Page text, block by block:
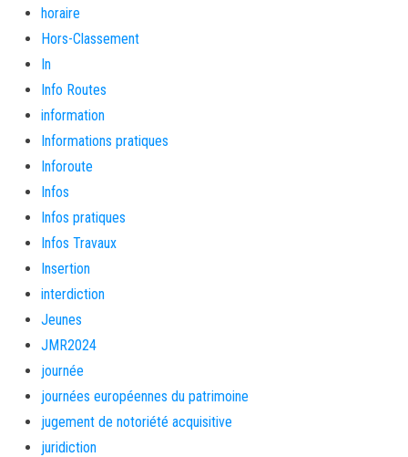
horaire
Hors-Classement
In
Info Routes
information
Informations pratiques
Inforoute
Infos
Infos pratiques
Infos Travaux
Insertion
interdiction
Jeunes
JMR2024
journée
journées européennes du patrimoine
jugement de notoriété acquisitive
juridiction